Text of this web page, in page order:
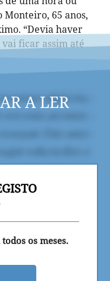
Monteiro, 65 anos,
“Devia haver
ficar assim até
A LER
os meses.